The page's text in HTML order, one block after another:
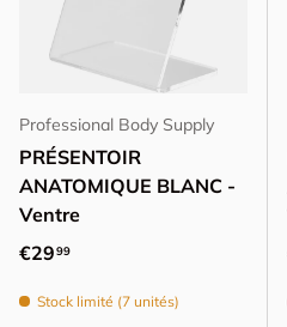
Professional Body Supply
PRÉSENTOIR
ANATOMIQUE BLANC -
Ventre
Prix habituel
€2999
Stock limité (7 unités)